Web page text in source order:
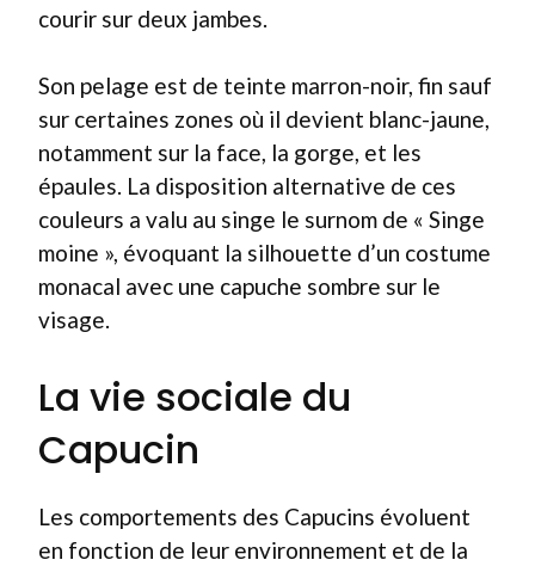
courir sur deux jambes.
Son pelage est de teinte marron-noir, fin sauf
sur certaines zones où il devient blanc-jaune,
notamment sur la face, la gorge, et les
épaules. La disposition alternative de ces
couleurs a valu au singe le surnom de « Singe
moine », évoquant la silhouette d’un costume
monacal avec une capuche sombre sur le
visage.
La vie sociale du
Capucin
Les comportements des Capucins évoluent
en fonction de leur environnement et de la